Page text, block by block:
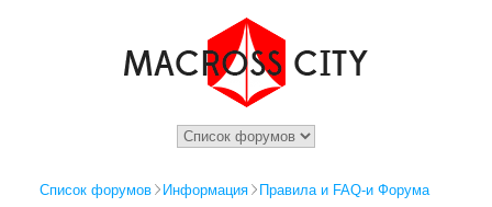
Список форумов Информация Правила и FAQ-и Форума